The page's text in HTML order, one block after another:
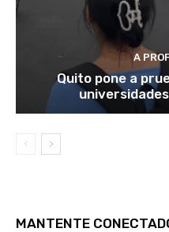
A
Quito pone a
MANTENTE